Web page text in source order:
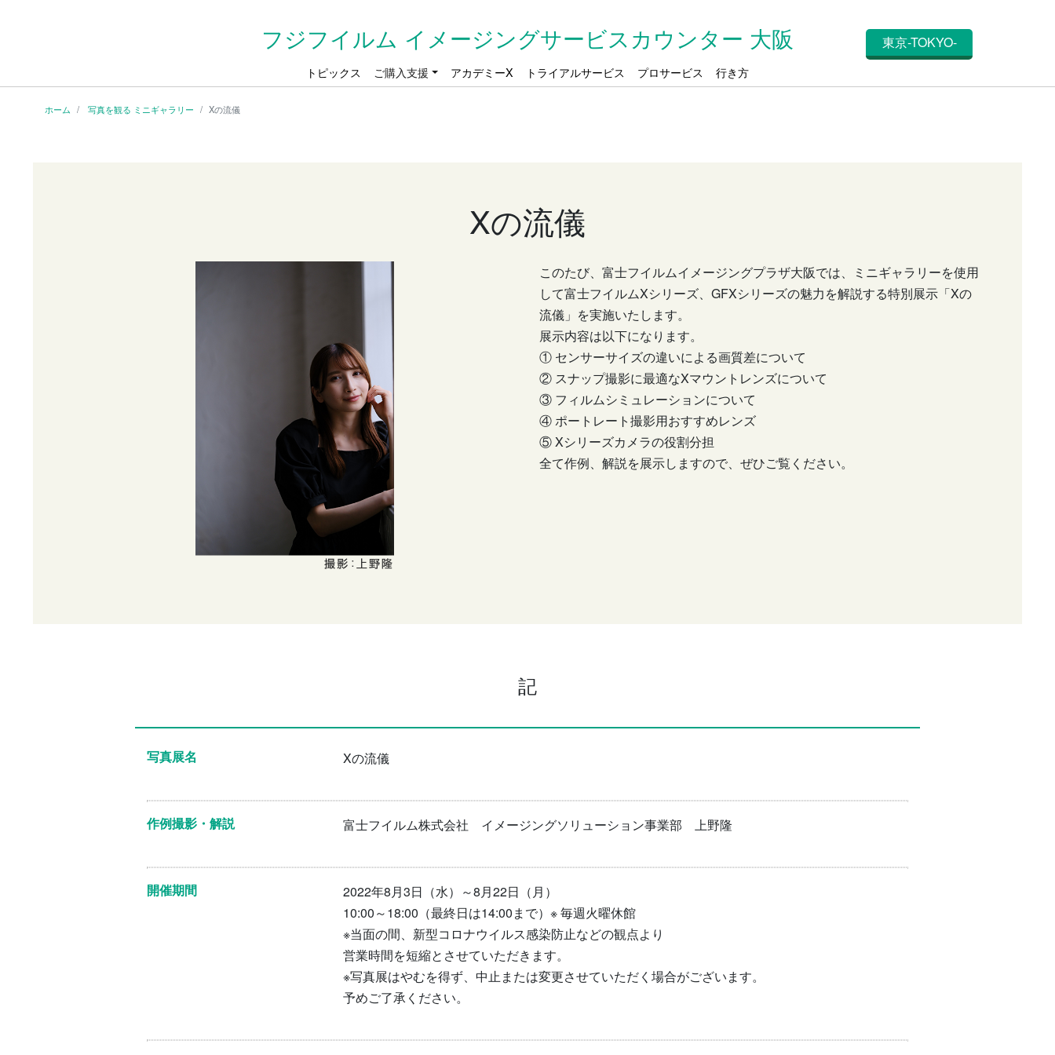
フジフイルム イメージングサービスカウンター 大阪 東京-TOKYO-
トピックス ご購入支援 アカデミーX トライアルサービス プロサービス 行き方
ホーム 写真を観る ミニギャラリー Xの流儀
Xの流儀
このたび、富士フイルムイメージングプラザ大阪では、ミニギャラリーを使用
して富士フイルムXシリーズ、GFXシリーズの魅力を解説する特別展示「Xの
流儀」を実施いたします。
展示内容は以下になります。
① センサーサイズの違いによる画質差について
② スナップ撮影に最適なXマウントレンズについて
③ フィルムシミュレーションについて
④ ポートレート撮影用おすすめレンズ
⑤ Xシリーズカメラの役割分担
全て作例、解説を展示しますので、ぜひご覧ください。
記
写真展名 Xの流儀
作例撮影・解説 富士フイルム株式会社 イメージングソリューション事業部 上野隆
開催期間
2022年8月3日（水）～8月22日（月）
10:00～18:00（最終日は14:00まで） ※ 毎週火曜休館
※当面の間、新型コロナウイルス感染防止などの観点より
営業時間を短縮とさせていただきます。
※写真展はやむを得ず、中止または変更させていただく場合がございます。
予めご了承ください。